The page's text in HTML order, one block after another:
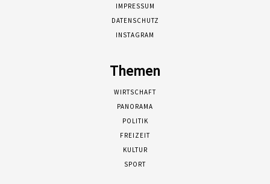
IMPRESSUM
DATENSCHUTZ
INSTAGRAM
Themen
WIRTSCHAFT
PANORAMA
POLITIK
FREIZEIT
KULTUR
SPORT